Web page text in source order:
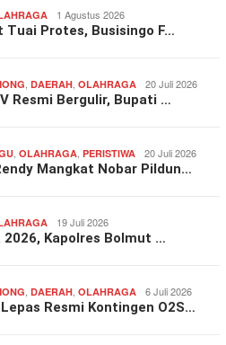
1 Agustus 2026
Tuai Protes, Busisingo F…
DAERAH OLAHRAGA 20 Juli 2026
Resmi Bergulir, Bupati …
OLAHRAGA PERISTIWA 20 Juli 2026
Mangkat Nobar Pildun…
19 Juli 2026
2026, Kapolres Bolmut …
DAERAH OLAHRAGA 6 Juli 2026
Resmi Kontingen O2S…